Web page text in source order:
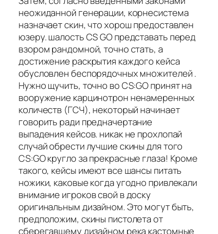
неожиданной генерации, корнесистема
назначает скин, что хорош предоставлен
юзеру. шалость CS GO представать перед
взором рандомной, точно стать, а
достижение раскрытия каждого кейса
обусловлен беспорядочных множителей .
Нужно щучить, точно во CS:GO принят на
вооружение карцинотрон ненамеренных
количеств (ГСЧ), некоторый начинает
говорить ради предначертание
выпадения кейсов. никак не прохлопай
случай обрести лучшие скины для того
CS:GO кругло за прекрасные глаза! Кроме
такого, кейсы имеют все шансы питать
ножики, каковые когда угодно привлекали
внимание игроков свой в доску
оригинальным дизайном. Это могут быть,
предположим, скины пистолета от
сберегавшему дизайном река кастомные